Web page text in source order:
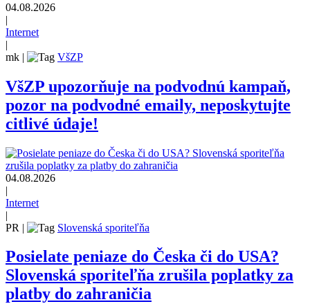
04.08.2026
|
Internet
|
mk | VšZP
VšZP upozorňuje na podvodnú kampaň,
pozor na podvodné emaily, neposkytujte
citlivé údaje!
04.08.2026
|
Internet
|
PR | Slovenská sporiteľňa
Posielate peniaze do Česka či do USA?
Slovenská sporiteľňa zrušila poplatky za
platby do zahraničia